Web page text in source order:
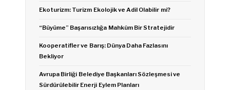
Ekoturizm: Turizm Ekolojik ve Adil Olabilir mi?
“Büyüme” Başarısızlığa Mahkûm Bir Stratejidir
Kooperatifler ve Barış: Dünya Daha Fazlasını
Bekliyor
Avrupa Birliği Belediye Başkanları Sözleşmesi ve
Sürdürülebilir Enerji Eylem Planları